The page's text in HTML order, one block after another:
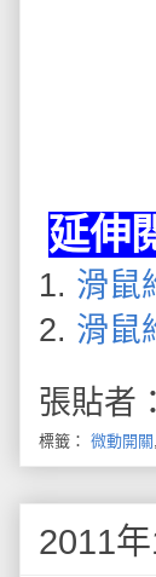
延伸
1. 滑鼠
2. 滑鼠
張貼者
標籤： 微動開關
2011